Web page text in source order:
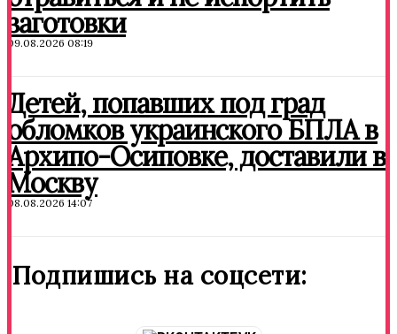
заготовки
09.08.2026 08:19
Детей, попавших под град
обломков украинского БПЛА в
Архипо-Осиповке, доставили в
Москву
08.08.2026 14:07
Подпишись на соцсети: